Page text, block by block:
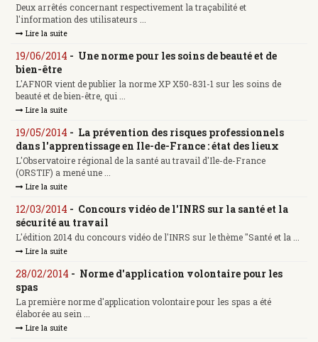
Deux arrêtés concernant respectivement la traçabilité et
l'information des utilisateurs ...
Lire la suite
19/06/2014 - Une norme pour les soins de beauté et de
bien-être
L'AFNOR vient de publier la norme XP X50-831-1 sur les soins de
beauté et de bien-être, qui ...
Lire la suite
19/05/2014 - La prévention des risques professionnels
dans l'apprentissage en Ile-de-France : état des lieux
L'Observatoire régional de la santé au travail d'Ile-de-France
(ORSTIF) a mené une ...
Lire la suite
12/03/2014 - Concours vidéo de l'INRS sur la santé et la
sécurité au travail
L'édition 2014 du concours vidéo de l'INRS sur le thème "Santé et la ...
Lire la suite
28/02/2014 - Norme d'application volontaire pour les
spas
La première norme d'application volontaire pour les spas a été
élaborée au sein ...
Lire la suite